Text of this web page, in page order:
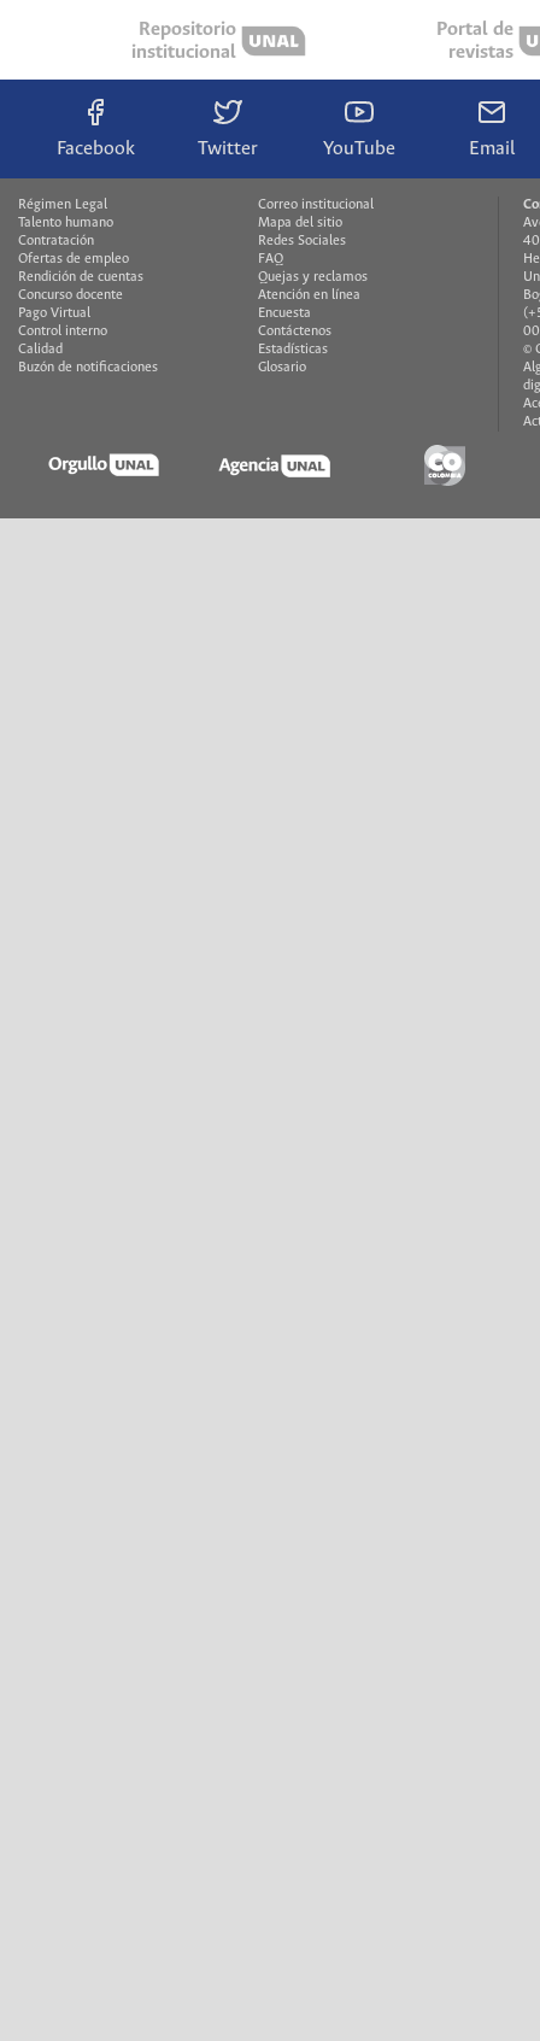
Repositorio
institucional
Portal de
revistas
Facebook Twitter YouTube Email
Régimen Legal
Talento humano
Contratación
Ofertas de empleo
Rendición de cuentas
Concurso docente
Pago Virtual
Control interno
Calidad
Buzón de notificaciones
Correo institucional
Mapa del sitio
Redes Sociales
FAQ
Quejas y reclamos
Atención en línea
Encuesta
Contáctenos
Estadísticas
Glosario
©